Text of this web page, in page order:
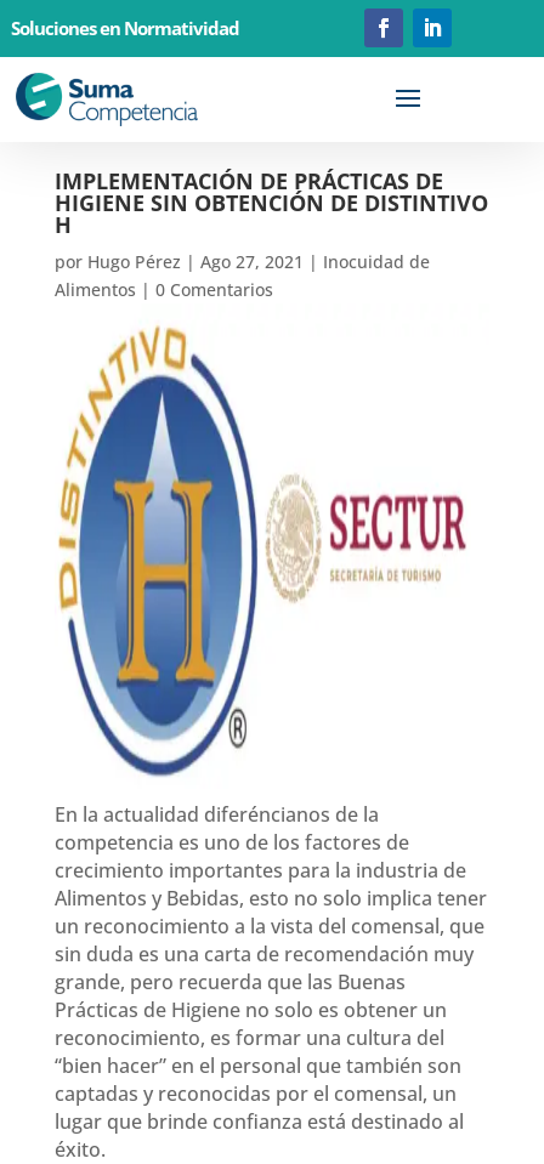
Soluciones en Normatividad
IMPLEMENTACIÓN DE PRÁCTICAS DE
HIGIENE SIN OBTENCIÓN DE DISTINTIVO
H
por Hugo Pérez | Ago 27, 2021 | Inocuidad de
Alimentos | 0 Comentarios
En la actualidad diferéncianos de la
competencia es uno de los factores de
crecimiento importantes para la industria de
Alimentos y Bebidas, esto no solo implica tener
un reconocimiento a la vista del comensal, que
sin duda es una carta de recomendación muy
grande, pero recuerda que las Buenas
Prácticas de Higiene no solo es obtener un
reconocimiento, es formar una cultura del
“bien hacer” en el personal que también son
captadas y reconocidas por el comensal, un
lugar que brinde confianza está destinado al
éxito.